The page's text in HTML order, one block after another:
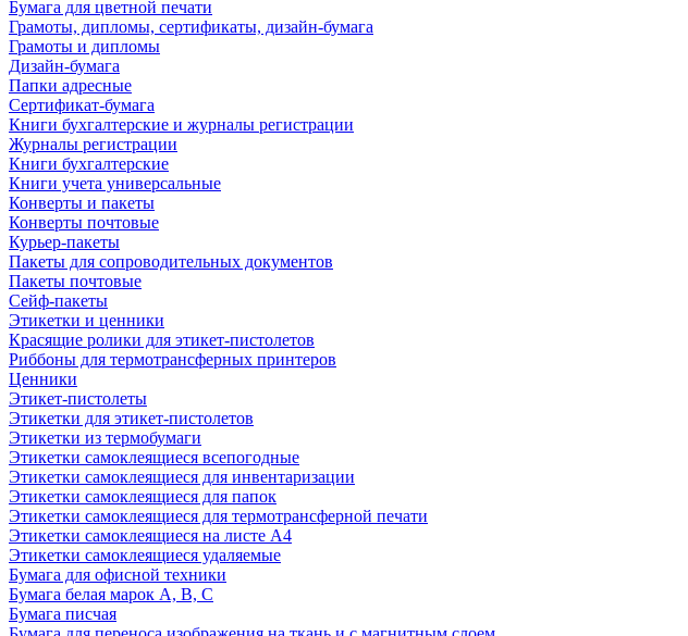
Бумага для цветной печати
Грамоты, дипломы, сертификаты, дизайн-бумага
Грамоты и дипломы
Дизайн-бумага
Папки адресные
Сертификат-бумага
Книги бухгалтерские и журналы регистрации
Журналы регистрации
Книги бухгалтерские
Книги учета универсальные
Конверты и пакеты
Конверты почтовые
Курьер-пакеты
Пакеты для сопроводительных документов
Пакеты почтовые
Сейф-пакеты
Этикетки и ценники
Красящие ролики для этикет-пистолетов
Риббоны для термотрансферных принтеров
Ценники
Этикет-пистолеты
Этикетки для этикет-пистолетов
Этикетки из термобумаги
Этикетки самоклеящиеся всепогодные
Этикетки самоклеящиеся для инвентаризации
Этикетки самоклеящиеся для папок
Этикетки самоклеящиеся для термотрансферной печати
Этикетки самоклеящиеся на листе А4
Этикетки самоклеящиеся удаляемые
Бумага для офисной техники
Бумага белая марок А, В, С
Бумага писчая